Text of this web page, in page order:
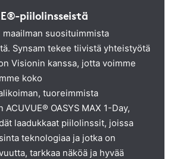
piilolinsseistä
maailman suosituimmista
Synsam tekee tiivistä yhteistyötä
Visionin kanssa, jotta voimme
koko
tuoreimmista
OASYS MAX 1-Day,
laadukkaat piilolinssit, joissa
teknologiaa ja jotka on
tarkkaa näköä ja hyvää